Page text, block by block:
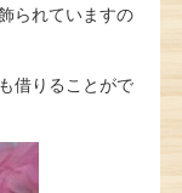
られていますの
借りることがで